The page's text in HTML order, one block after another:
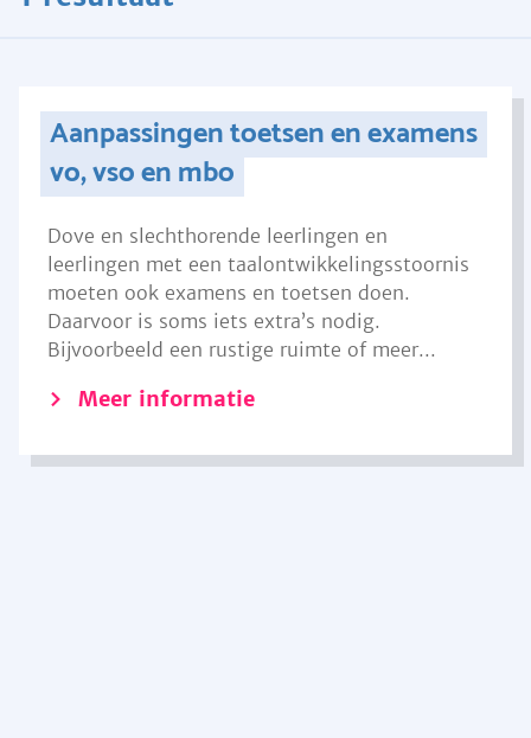
Aanpassingen toetsen en examens
vo, vso en mbo
Dove en slechthorende leerlingen en
leerlingen met een taalontwikkelingsstoornis
moeten ook examens en toetsen doen.
Daarvoor is soms iets extra’s nodig.
Bijvoorbeeld een rustige ruimte of meer...
Meer informatie